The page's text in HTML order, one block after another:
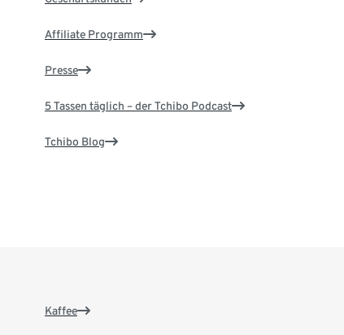
Affiliate Programm
Presse
5 Tassen täglich – der Tchibo Podcast
Tchibo Blog
Kaffee